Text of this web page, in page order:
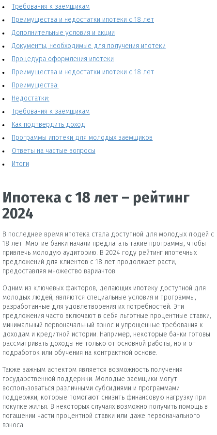
Требования к заемщикам
Преимущества и недостатки ипотеки с 18 лет
Дополнительные условия и акции
Документы, необходимые для получения ипотеки
Процедура оформления ипотеки
Преимущества и недостатки ипотеки с 18 лет
Преимущества:
Недостатки:
Требования к заемщикам
Как подтвердить доход
Программы ипотеки для молодых заемщиков
Ответы на частые вопросы
Итоги
Ипотека с 18 лет – рейтинг
2024
В последнее время ипотека стала доступной для молодых людей с
18 лет. Многие банки начали предлагать такие программы, чтобы
привлечь молодую аудиторию. В 2024 году рейтинг ипотечных
предложений для клиентов с 18 лет продолжает расти,
предоставляя множество вариантов.
Одним из ключевых факторов, делающих ипотеку доступной для
молодых людей, являются специальные условия и программы,
разработанные для удовлетворения их потребностей. Эти
предложения часто включают в себя льготные процентные ставки,
минимальный первоначальный взнос и упрощенные требования к
доходам и кредитной истории. Например, некоторые банки готовы
рассматривать доходы не только от основной работы, но и от
подработок или обучения на контрактной основе.
Также важным аспектом является возможность получения
государственной поддержки. Молодые заемщики могут
воспользоваться различными субсидиями и программами
поддержки, которые помогают снизить финансовую нагрузку при
покупке жилья. В некоторых случаях возможно получить помощь в
погашении части процентной ставки или даже первоначального
взноса.